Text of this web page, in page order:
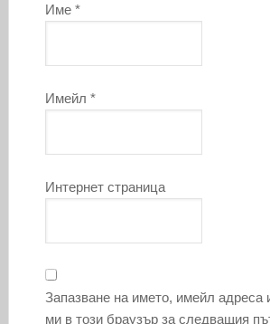
Име *
Имейл *
Интернет страница
Запазване на името, имейл адреса
ми в този браузър за следващия